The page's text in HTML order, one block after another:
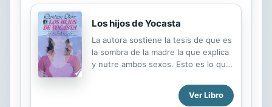
Psicoanálisis y un público lector cada
menos. En ese camino que el libro
proponía –propone–, en ese tránsito
desde el...
Los hijos de Yocasta
La autora sostiene la tesis de que es
la sombra de la madre la que explica
y nutre ambos sexos. Esto es lo que
hombres y mujeres. y Para escapar a
la maldici n del or culo hay que crear
Ver Libro